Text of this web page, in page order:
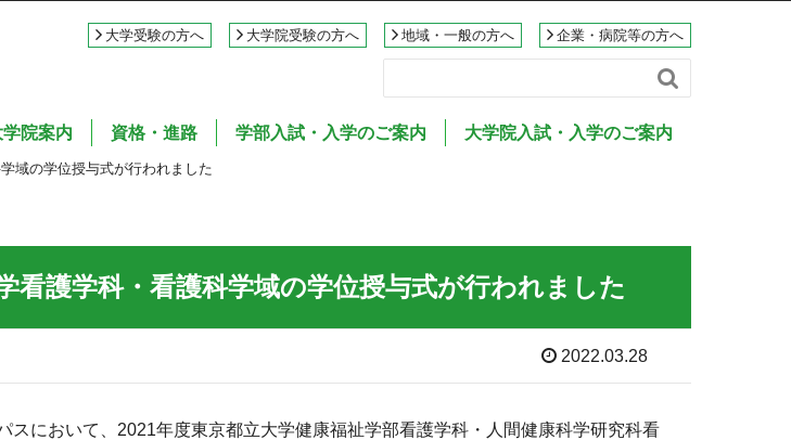
大学受験の方へ 大学院受験の方へ 地域・一般の方へ 企業・病院等の方へ

学院案内 資格・進路 学部入試・入学のご案内 大学院入試・入学のご案内
域の学位授与式が行われました
看護学科・看護科学域の学位授与式が行われました
2022.03.28
スにおいて、2021年度東京都立大学健康福祉学部看護学科・人間健康科学研究科看